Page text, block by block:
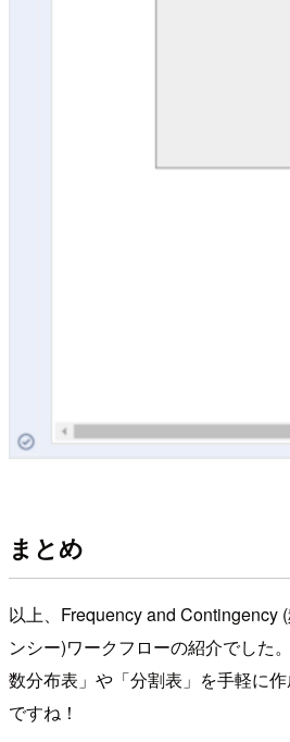
まとめ
以上、Frequency and Contingency
ンシー)ワークフローの紹介でした
数分布表」や「分割表」を手軽に
ですね！